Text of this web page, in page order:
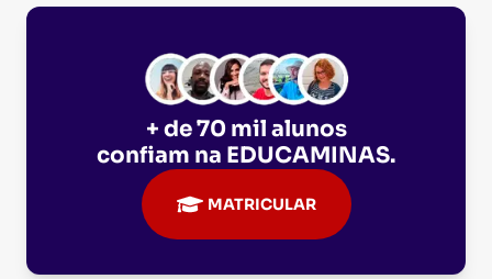
+ de 70 mil alunos
confiam na EDUCAMINAS.
MATRICULAR